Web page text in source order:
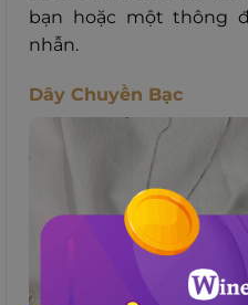
bạn hoặc một thông
nhẫn.
Dây Chuyền Bạc